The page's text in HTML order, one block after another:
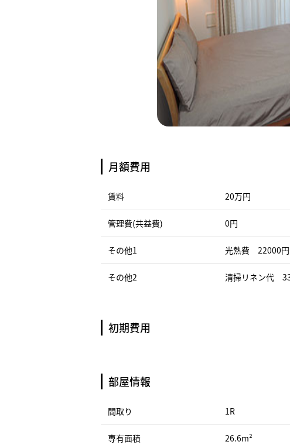
月額費用
賃料 20万円
管理費(共益費) 0円
その他1 光熱費 22000円
その他2 清掃リネン代
初期費用
部屋情報
間取り 1R
専有面積 26.6m²